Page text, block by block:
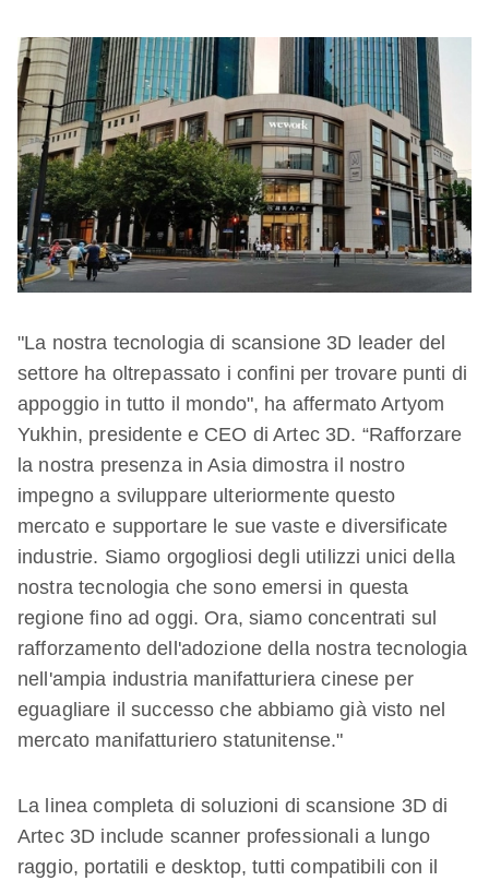
"La nostra tecnologia di scansione 3D leader del
settore ha oltrepassato i confini per trovare punti di
appoggio in tutto il mondo", ha affermato Artyom
Yukhin, presidente e CEO di Artec 3D. “Rafforzare
la nostra presenza in Asia dimostra il nostro
impegno a sviluppare ulteriormente questo
mercato e supportare le sue vaste e diversificate
industrie. Siamo orgogliosi degli utilizzi unici della
nostra tecnologia che sono emersi in questa
regione fino ad oggi. Ora, siamo concentrati sul
rafforzamento dell'adozione della nostra tecnologia
nell'ampia industria manifatturiera cinese per
eguagliare il successo che abbiamo già visto nel
mercato manifatturiero statunitense."
La linea completa di soluzioni di scansione 3D di
Artec 3D include scanner professionali a lungo
raggio, portatili e desktop, tutti compatibili con il